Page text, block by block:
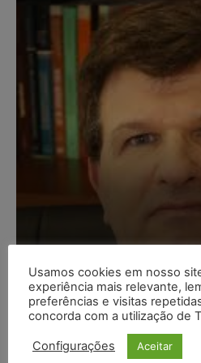
Composição
juros
Carlos Henrique Abrão - 07/08/
Usamos cookies em nosso
experiência mais relevante,
preferências e visitas
concorda com a utilização de
Configurações Aceitar